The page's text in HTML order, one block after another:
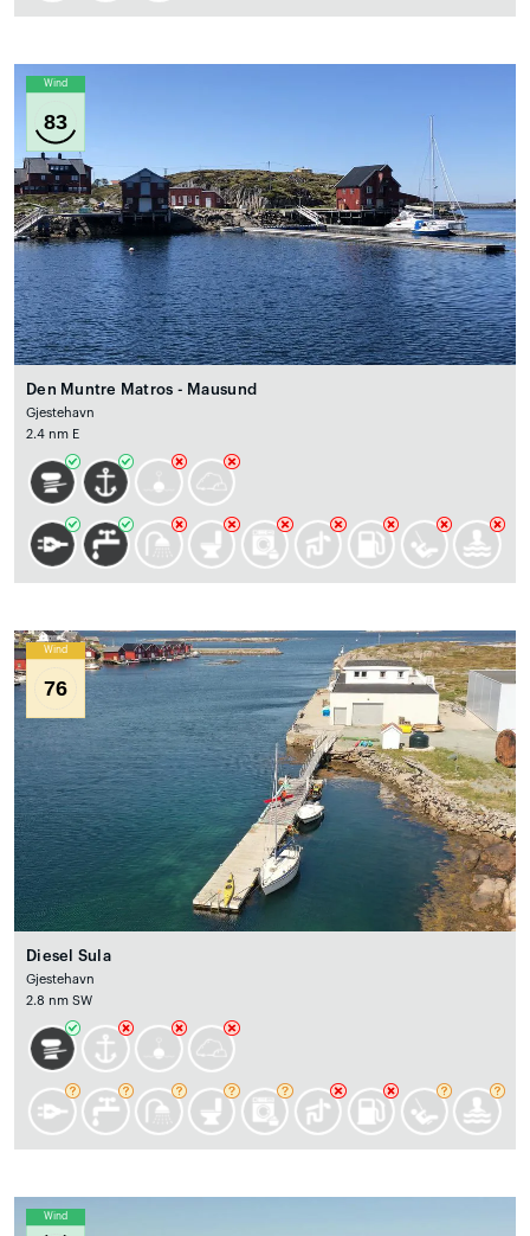
Wind
83
Den Muntre Matros - Mausund
Gjestehavn
2.4 nm E
Wind
76
Diesel Sula
Gjestehavn
2.8 nm SW
Wind